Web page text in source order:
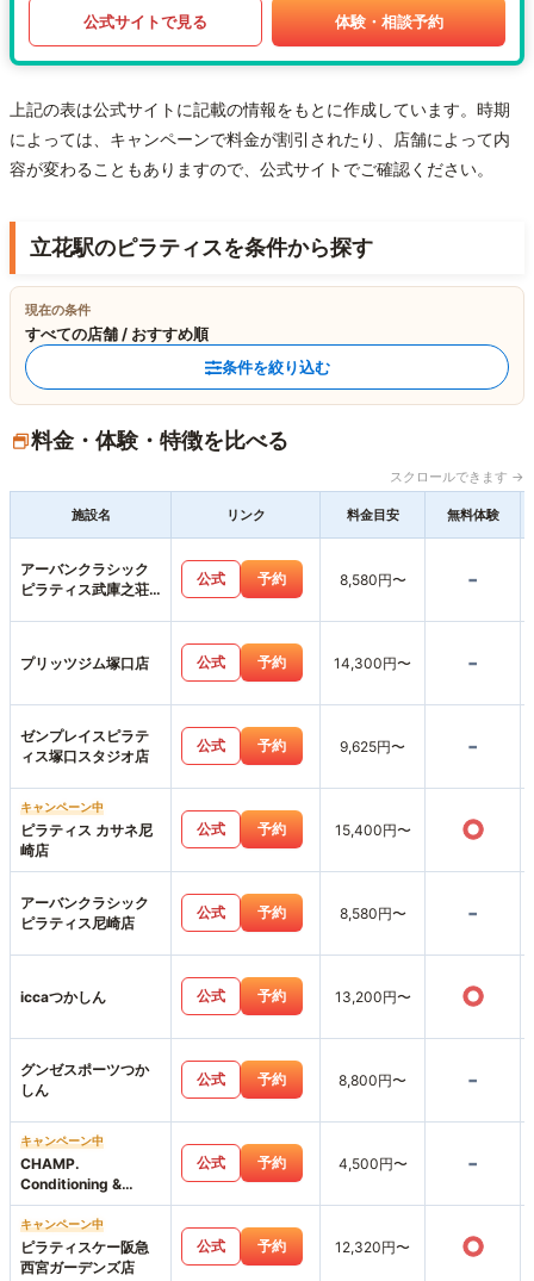
公式サイトで見る 体験・相談予約
上記の表は公式サイトに記載の情報をもとに作成しています。時期
によっては、キャンペーンで料金が割引されたり、店舗によって内
容が変わることもありますので、公式サイトでご確認ください。
立花駅のピラティスを条件から探す
現在の条件
すべての店舗 / おすすめ順
条件を絞り込む
料金・体験・特徴を比べる
スクロールできます →
施設名 リンク 料金目安 無料体験
アーバンクラシック
ピラティス武庫之荘
公式 予約 8,580円〜 -
プリッツジム塚口店 公式 予約 14,300円〜 -
ゼンプレイスピラテ
ィス塚口スタジオ店
公式 予約 9,625円〜 -
キャンペーン中
ピラティス カサネ尼
崎店
公式 予約 15,400円〜 ○
アーバンクラシック
ピラティス尼崎店
公式 予約 8,580円〜 -
iccaつかしん 公式 予約 13,200円〜 ○
グンゼスポーツつか
しん
公式 予約 8,800円〜 -
キャンペーン中
CHAMP.
Conditioning &
Workout Personal
GymCHAMP. 鳴尾・
武庫川女子大前駅 駅
前店
公式 予約 4,500円〜 -
キャンペーン中
ピラティスケー阪急
西宮ガーデンズ店
公式 予約 12,320円〜 ○